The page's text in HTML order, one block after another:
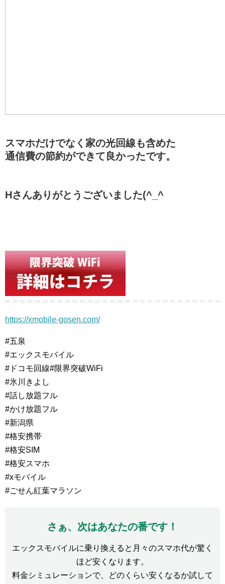
スマホだけでなく家の光回線も含めた
通信費の節約ができて良かったです。
Hさんありがとうございました(^_^
https://xmobile-gosen.com/
#五泉
#エックスモバイル
#ドコモ回線#限界突破WiFi
#氷川きよし
#話し放題フル
#かけ放題フル
#新潟県
#格安携帯
#格安SIM
#格安スマホ
#xモバイル
#ごせん紅葉マラソン
さぁ、次はあなたの番です！
エックスモバイルに乗り換えると月々のスマホ代が驚く
ほど安くなります。
料金シミュレーションで、どのくらい安くなるか試して